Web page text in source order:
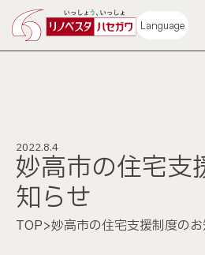
ホーム
Language
2022.8.4
妙高市の住宅支
知らせ
TOP>妙高市の住宅支援制度の